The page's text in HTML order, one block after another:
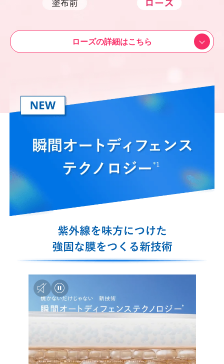
ローズの詳細はこちら